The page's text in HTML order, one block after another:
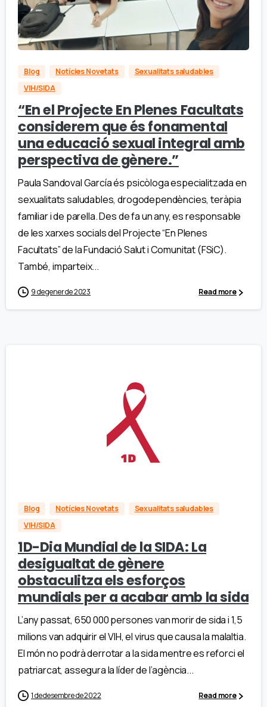
Blog Notícies Novetats
Sexualitats saludables
VIH/SIDA
“En el Projecte En Plenes Facultats
considerem que és fonamental
una educació sexual integral amb
perspectiva de gènere.”
Paula Sandoval García és psicòloga especialitzada en
sexualitats saludables, drogodependències, teràpia
familiar i de parella. Des de fa un any, es responsable
de les xarxes socials del Projecte “En Plenes
Facultats” de la Fundació Salut i Comunitat (FSiC).
També, imparteix...
9 de gener de 2023 Read more
Blog Notícies Novetats
Sexualitats saludables
VIH/SIDA
1D-Dia Mundial de la SIDA: La
desigualtat de gènere
obstaculitza els esforços
mundials per a acabar amb la sida
L’any passat, 650 000 persones van morir de sida i 1,5
milions van adquirir el VIH, el virus que causa la malaltia.
El món no podrà derrotar a la sida mentre es reforci el
patriarcat, assegura la líder de l’agència...
1 de desembre de 2022 Read more